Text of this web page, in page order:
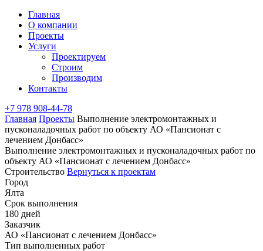
Главная
О компании
Проекты
Услуги
Проектируем
Строим
Производим
Контакты
+7 978 908-44-78
Главная Проекты Выполнение электромонтажных и
пусконаладочных работ по объекту АО «Пансионат с
лечением Донбасс»
Выполнение электромонтажных и пусконаладочных работ по
объекту АО «Пансионат с лечением Донбасс»
Строительство Вернуться к проектам
Город
Ялта
Срок выполнения
180 дней
Заказчик
АО «Пансионат с лечением Донбасс»
Тип выполненных работ